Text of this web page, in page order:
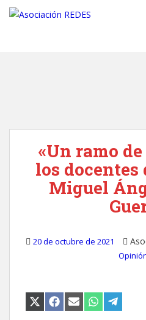
«Un ramo
los docentes
Miguel
20 de octubre de 2021
COMPARTIR
EN
COMPARTIR
EN
COMPARTIR
EN
COMPARTIR
EN EN